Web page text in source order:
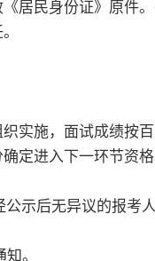
居民身份证》原件
实施，面试成绩按
定进入下一环节资
示后无异议的报考
。